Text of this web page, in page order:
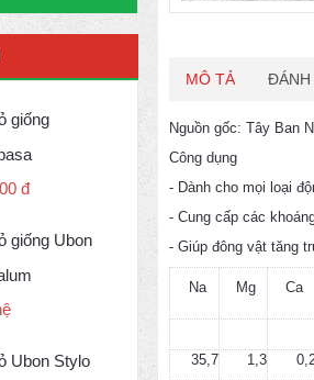
giống
đ
giống Ubon
Ubon Stylo
MÔ TẢ ĐÁNH
Nguồn gốc: Tây Ban
Công dụng
- Dành cho mọi loại
- Cung cấp các
- Giúp đông vật tăng
Na Mg Ca
35,7 1,3